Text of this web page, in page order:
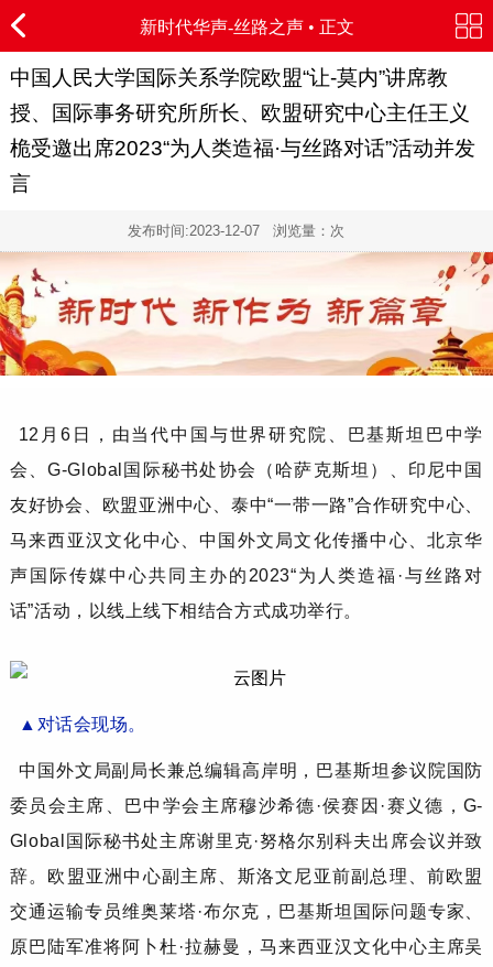
新时代华声-丝路之声• 正文
中国人民大学国际关系学院欧盟“让-莫内”讲席教
授、国际事务研究所所长、欧盟研究中心主任王义
桅受邀出席2023“为人类造福·与丝路对话”活动并发
言
发布时间:2023-12-07浏览量： 次
12月6日，由当代中国与世界研究院、巴基斯坦巴中学
会、G-Global国际秘书处协会（哈萨克斯坦）、印尼中国
友好协会、欧盟亚洲中心、泰中“一带一路”合作研究中心、
马来西亚汉文化中心、中国外文局文化传播中心、北京华
声国际传媒中心共同主办的2023“为人类造福·与丝路对
话”活动，以线上线下相结合方式成功举行。
▲ 对话会现场。
中国外文局副局长兼总编辑高岸明，巴基斯坦参议院国防
委员会主席、巴中学会主席穆沙希德·侯赛因·赛义德，G-
Global国际秘书处主席谢里克·努格尔别科夫出席会议并致
辞。欧盟亚洲中心副主席、斯洛文尼亚前副总理、前欧盟
交通运输专员维奥莱塔·布尔克，巴基斯坦国际问题专家、
原巴陆军准将阿卜杜·拉赫曼，马来西亚汉文化中心主席吴